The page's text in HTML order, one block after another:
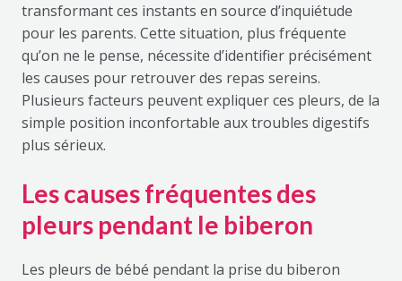
transformant ces instants en source d’inquiétude
pour les parents. Cette situation, plus fréquente
qu’on ne le pense, nécessite d’identifier précisément
les causes pour retrouver des repas sereins.
Plusieurs facteurs peuvent expliquer ces pleurs, de la
simple position inconfortable aux troubles digestifs
plus sérieux.
Les causes fréquentes des
pleurs pendant le biberon
Les pleurs de bébé pendant la prise du biberon